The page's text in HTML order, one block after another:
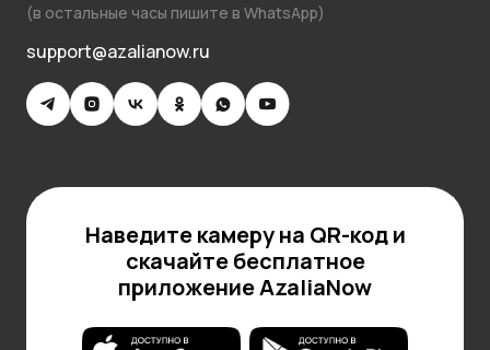
(в остальные часы пишите в WhatsApp)
support@azalianow.ru
Наведите камеру на QR-код и
скачайте бесплатное
приложение AzaliaNow